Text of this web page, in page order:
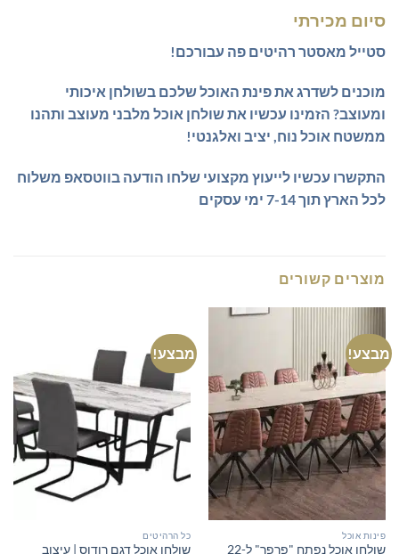
סיום מכירתי
סטייל מאסטר רהיטים פה עבורכם!
מוכנים לשדרג את פינת האוכל שלכם בשולחן איכותי
ומעוצב? הזמינו עכשיו את שולחן אוכל מלבני מעוצב ותהנו
ממשטח אוכל נוח, יציב ואלגנטי!
התקשרו עכשיו לייעוץ מקצועי שלחו הודעה בווטסאפ משלוח
לכל הארץ תוך 7-14 ימי עסקים
מוצרים קשורים
מבצע!
פינות אוכל
שולחן אוכל נפתח "פרפר" ל-22
מבצע!
כל הרהיטים
שולחן אוכל דגם רודוס | עיצוב